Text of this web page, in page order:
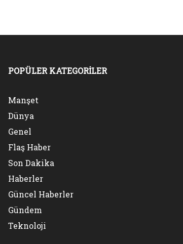
POPÜLER KATEGORİLER
Manşet
Dünya
Genel
Flaş Haber
Son Dakika
Haberler
Güncel Haberler
Gündem
Teknoloji